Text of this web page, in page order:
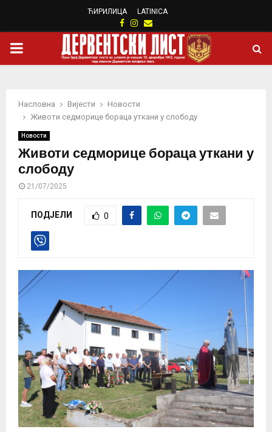
ЋИРИЛИЦА LATINICA
Facebook
Instagram
Email
PRIMARY
Насловна Вијести
Новости
Животи седморице бораца уткани у слободу
Новости
Животи седморице бораца уткани у
слободу
21/07/2025
ПОДЈЕЛИ 0